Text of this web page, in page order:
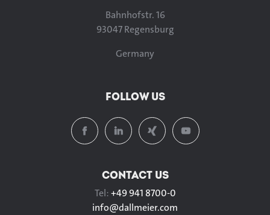
Bahnhofstr. 16
93047 Regensburg
Germany
FOLLOW US
CONTACT US
Tel:+49 941 8700-0
info@dallmeier.com